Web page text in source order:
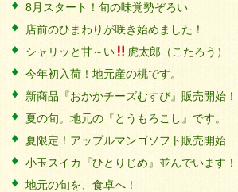
8月スタート！旬の味覚勢ぞろい
店前のひまわりが咲き始めました！
シャリッと甘～い
虎太郎（こたろう）
今年初入荷！地元産の桃です。
新商品『おかかチーズむすび』販売開始！
夏の旬。地元の『とうもろこし』です。
夏限定！アップルマンゴソフト販売開始
小玉スイカ『ひとりじめ』並んでいます！
地元の旬を、食卓へ！